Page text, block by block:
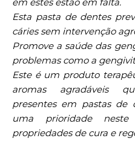
Esta pasta de dentes
cáries sem intervenção
Promove a saúde das
problemas como a
Este é um produto
aromas agradáveis
presentes em pastas de
uma prioridade
propriedades de cura e